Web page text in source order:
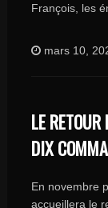
François, les
mars 10,
LE
DIX
En novembre
accueillera le